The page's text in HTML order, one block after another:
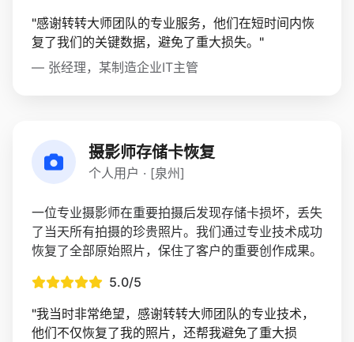
"感谢转转大师团队的专业服务，他们在短时间内恢
复了我们的关键数据，避免了重大损失。"
— 张经理，某制造企业IT主管
摄影师存储卡恢复
个人用户 · [泉州]
一位专业摄影师在重要拍摄后发现存储卡损坏，丢失
了当天所有拍摄的珍贵照片。我们通过专业技术成功
恢复了全部原始照片，保住了客户的重要创作成果。
5.0/5
"我当时非常绝望，感谢转转大师团队的专业技术，
他们不仅恢复了我的照片，还帮我避免了重大损